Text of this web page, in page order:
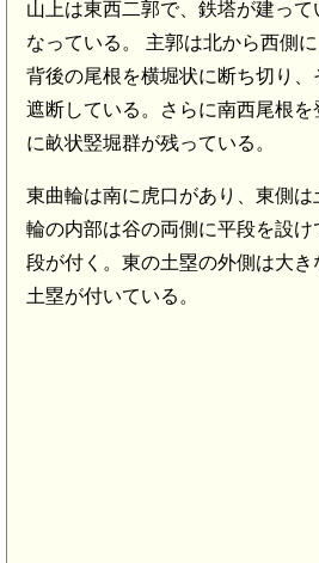
山上は東西二郭で、鉄塔が建って
なっている。 主郭は北から西側
背後の尾根を横堀状に断ち切り
遮断している。さらに南西尾根
に畝状竪堀群が残っている。
東曲輪は南に虎口があり、東側
輪の内部は谷の両側に平段を設
段が付く。東の土塁の外側は大
土塁が付いている。